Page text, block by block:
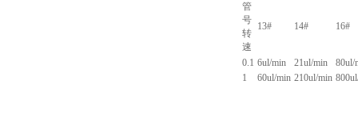
管
号
转
速
13# 14# 16#
0.1 6ul/min 21ul/min
80ul/
1
60ul/min 210ul/min